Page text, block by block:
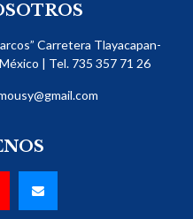
Carretera Tlayacapan-
| Tel. 735 357 71 26